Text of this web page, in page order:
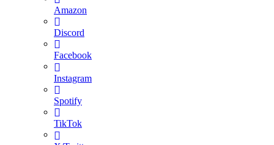
Amazon
Discord
Facebook
Instagram
Spotify
TikTok